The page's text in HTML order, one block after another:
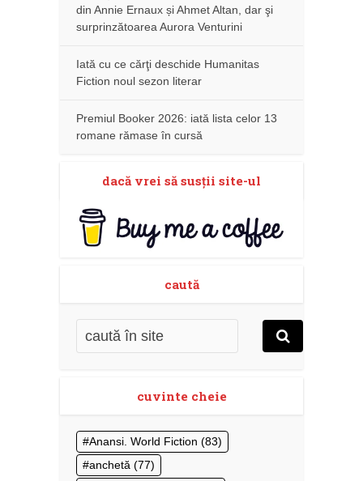
din Annie Ernaux și Ahmet Altan, dar şi
surprinzătoarea Aurora Venturini
Iată cu ce cărţi deschide Humanitas
Fiction noul sezon literar
Premiul Booker 2026: iată lista celor 13
romane rămase în cursă
dacă vrei să susţii site-ul
caută
cuvinte cheie
Anansi. World Fiction (83)
anchetă (77)